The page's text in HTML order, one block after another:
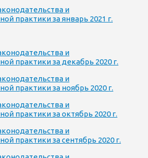
и
практики за январь 2021 г.
и
практики за декабрь 2020 г.
и
практики за ноябрь 2020 г.
и
практики за октябрь 2020 г.
и
практики за сентябрь 2020 г.